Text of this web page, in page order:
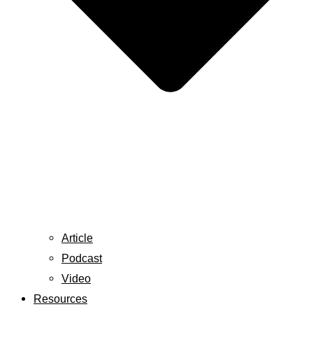
Article
Podcast
Video
Resources